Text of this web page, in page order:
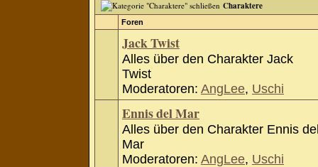
Charaktere
Foren
Jack Twist
Alles über den Charakter Jack
Twist
Moderatoren: AngLee, Uschi
Ennis del Mar
Alles über den Charakter Ennis
Mar
Moderatoren: AngLee, Uschi